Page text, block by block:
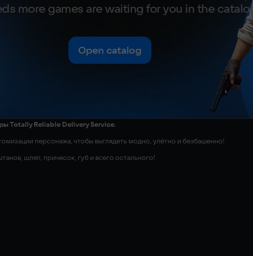
more games are waiting for you in the catalog
Open catalog
Totally Reliable Delivery Service.
персонажа, чтобы выглядеть модно, улётно и безбашенно!
шляп, причесок, губ и всего остального!